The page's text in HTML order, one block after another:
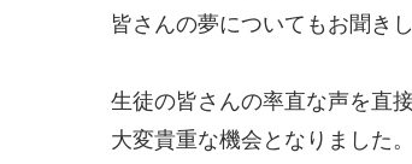
皆さんの夢についてもお聞きし
生徒の皆さんの率直な声を直
大変貴重な機会となりました